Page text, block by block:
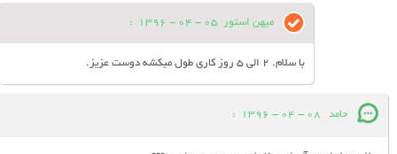
میهن استور 05 - 04 - 1396
:
با سلام. 2 الی 5 روز کاری طول میکشه دوست عزیز.
حامد 08 - 04 - 1396
: